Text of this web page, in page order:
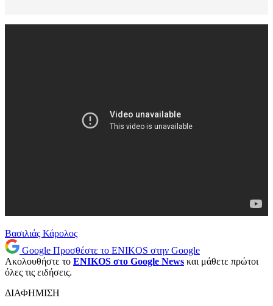
Βασιλιάς Κάρολος
Google Προσθέστε το ENIKOS στην Google
Ακολουθήστε το ENIKOS στο Google News και μάθετε πρώτοι
όλες τις ειδήσεις.
ΔΙΑΦΗΜΙΣΗ